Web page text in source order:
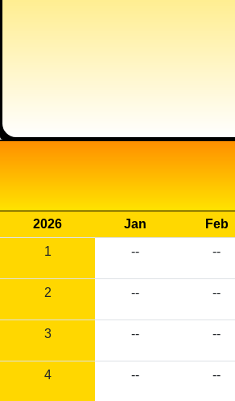
2026 Jan Feb
1
-- --
2 -- --
3 -- --
4 -- --